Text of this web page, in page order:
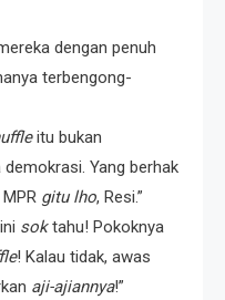
dengan penuh
terbengong-
itu bukan
demokrasi. Yang berhak
gitu lho, Resi.”
soktahu! Pokoknya
! Kalau tidak, awas
aji-ajiannya!”